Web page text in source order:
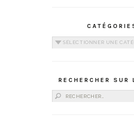
Catégories
RECHERCHER SUR
Rechercher :